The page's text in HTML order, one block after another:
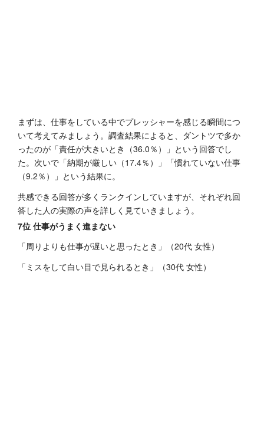
まずは、仕事をしている中でプレッシャーを感じる瞬間につ
いて考えてみましょう。調査結果によると、ダントツで多か
ったのが「責任が大きいとき（36.0％）」という回答でし
た。次いで「納期が厳しい（17.4％）」「慣れていない仕事
（9.2％）」という結果に。
共感できる回答が多くランクインしていますが、それぞれ回
答した人の実際の声を詳しく見ていきましょう。
7位 仕事がうまく進まない
「周りよりも仕事が遅いと思ったとき」（20代 女性）
「ミスをして白い目で見られるとき」（30代 女性）